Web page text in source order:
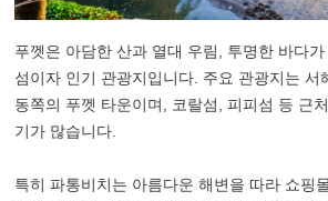
푸껫은 아담한 산과 열대 우림, 투명한 바다
섬이자 인기 관광지입니다. 주요 관광지는 서
동쪽의 푸껫 타운이며, 코랄섬, 피피섬 등 근
기가 많습니다.
특히 파통비치는 아름다운 해변을 따라 쇼핑